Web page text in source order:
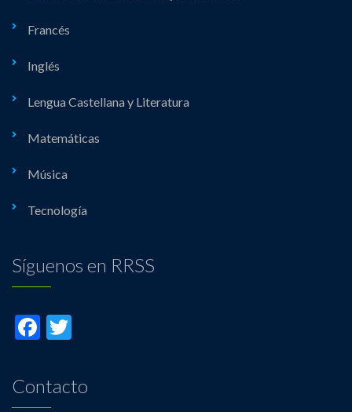
Francés
Inglés
Lengua Castellana y Literatura
Matemáticas
Música
Tecnología
Síguenos en RRSS
Facebook
Contacto